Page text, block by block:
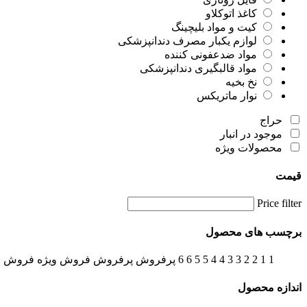
کاغذ اتوکلاو
کیت و مواد بلیچینگ
لوازم یکبار مصرف دندانپزشکی
مواد ضدعفونی کننده
مواد قالبگیری دندانپزشکی
نخ بخیه
نوار ماتریکس
حراج
موجود در انبار
محصولات ویژه
قیمت
Price filter
برچسب های محصول
1
1
2
2
3
3
4
4
5
5
6
6 پرفروش پرفروش فروش ویژه فروش
اندازه محصول